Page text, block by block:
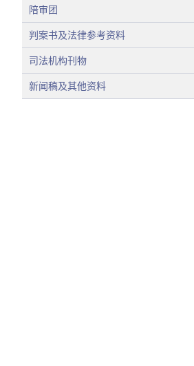
陪审团
判案书及法律参考资料
司法机构刊物
新闻稿及其他资料